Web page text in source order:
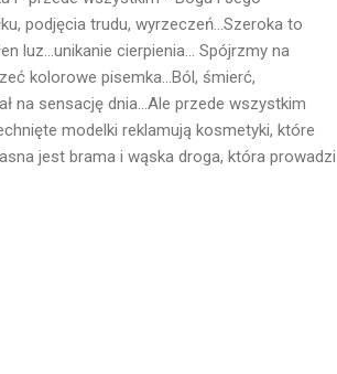
podjęcia trudu, wyrzeczeń...Szeroka to
luz...unikanie cierpienia... Spójrzmy na
kolorowe pisemka...Ból, śmierć,
na sensację dnia...Ale przede wszystkim
modelki reklamują kosmetyki, które
jest brama i wąska droga, która prowadzi